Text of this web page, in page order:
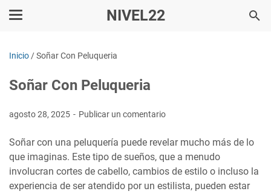
NIVEL22
Inicio /Soñar Con Peluqueria
Soñar Con Peluqueria
agosto 28, 2025 Publicar un comentario
Soñar con una peluquería puede revelar mucho más de lo
que imaginas. Este tipo de sueños, que a menudo
involucran cortes de cabello, cambios de estilo o incluso la
experiencia de ser atendido por un estilista, pueden estar